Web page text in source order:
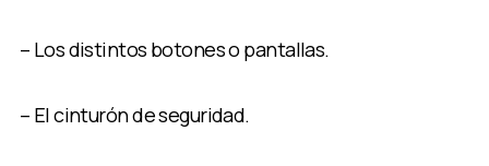
– Los distintos botones o pantallas.
– El cinturón de seguridad.